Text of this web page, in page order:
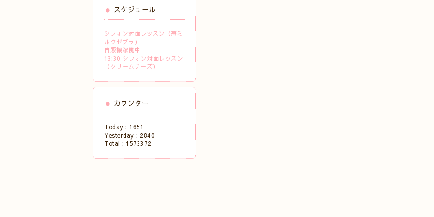
スケジュール
シフォン対面レッスン（苺ミ
ルクゼブラ）
自販機稼働中
13:30 シフォン対面レッスン
（クリームチーズ）
カウンター
Today : 1651
Yesterday : 2840
Total : 1573372